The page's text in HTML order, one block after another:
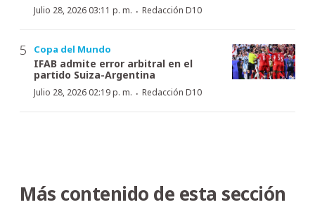
Julio 28, 2026 03:11 p. m. · Redacción D10
Copa del Mundo
IFAB admite error arbitral en el
partido Suiza-Argentina
Julio 28, 2026 02:19 p. m. · Redacción D10
Más contenido de esta sección